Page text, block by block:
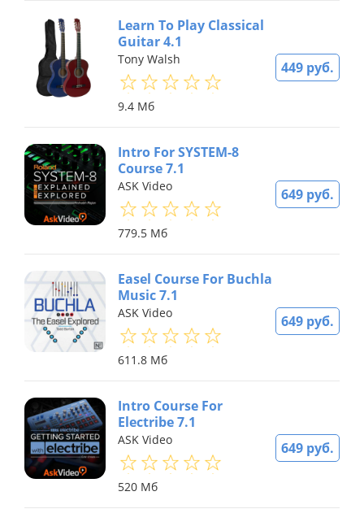
449 руб.
Learn To Play Classical
Guitar 4.1
Tony Walsh
9.4 Мб
649 руб.
Intro For SYSTEM-8
Course 7.1
ASK Video
779.5 Мб
649 руб.
Easel Course For Buchla
Music 7.1
ASK Video
611.8 Мб
649 руб.
Intro Course For
Electribe 7.1
ASK Video
520 Мб